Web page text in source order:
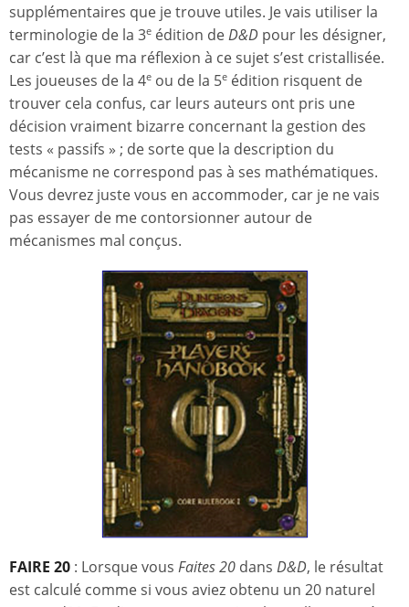
supplémentaires que je trouve utiles. Je vais utiliser la
terminologie de la 3e édition deD&D pour les désigner,
car c’est là que ma réflexion à ce sujet s’est cristallisée.
Les joueuses de la 4e ou de la 5e édition risquent de
trouver cela confus, car leurs auteurs ont pris une
décision vraiment bizarre concernant la gestion des
tests « passifs » ; de sorte que la description du
mécanisme ne correspond pas à ses mathématiques.
Vous devrez juste vous en accommoder, car je ne vais
pas essayer de me contorsionner autour de
mécanismes mal conçus.
FAIRE 20 : Lorsque vous Faites 20 dans D&D, le résultat
est calculé comme si vous aviez obtenu un 20 naturel